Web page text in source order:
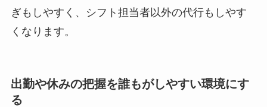
ぎもしやすく、シフト担当者以外の代行もしやす
くなります。
出勤や休みの把握を誰もがしやすい環境にす
る